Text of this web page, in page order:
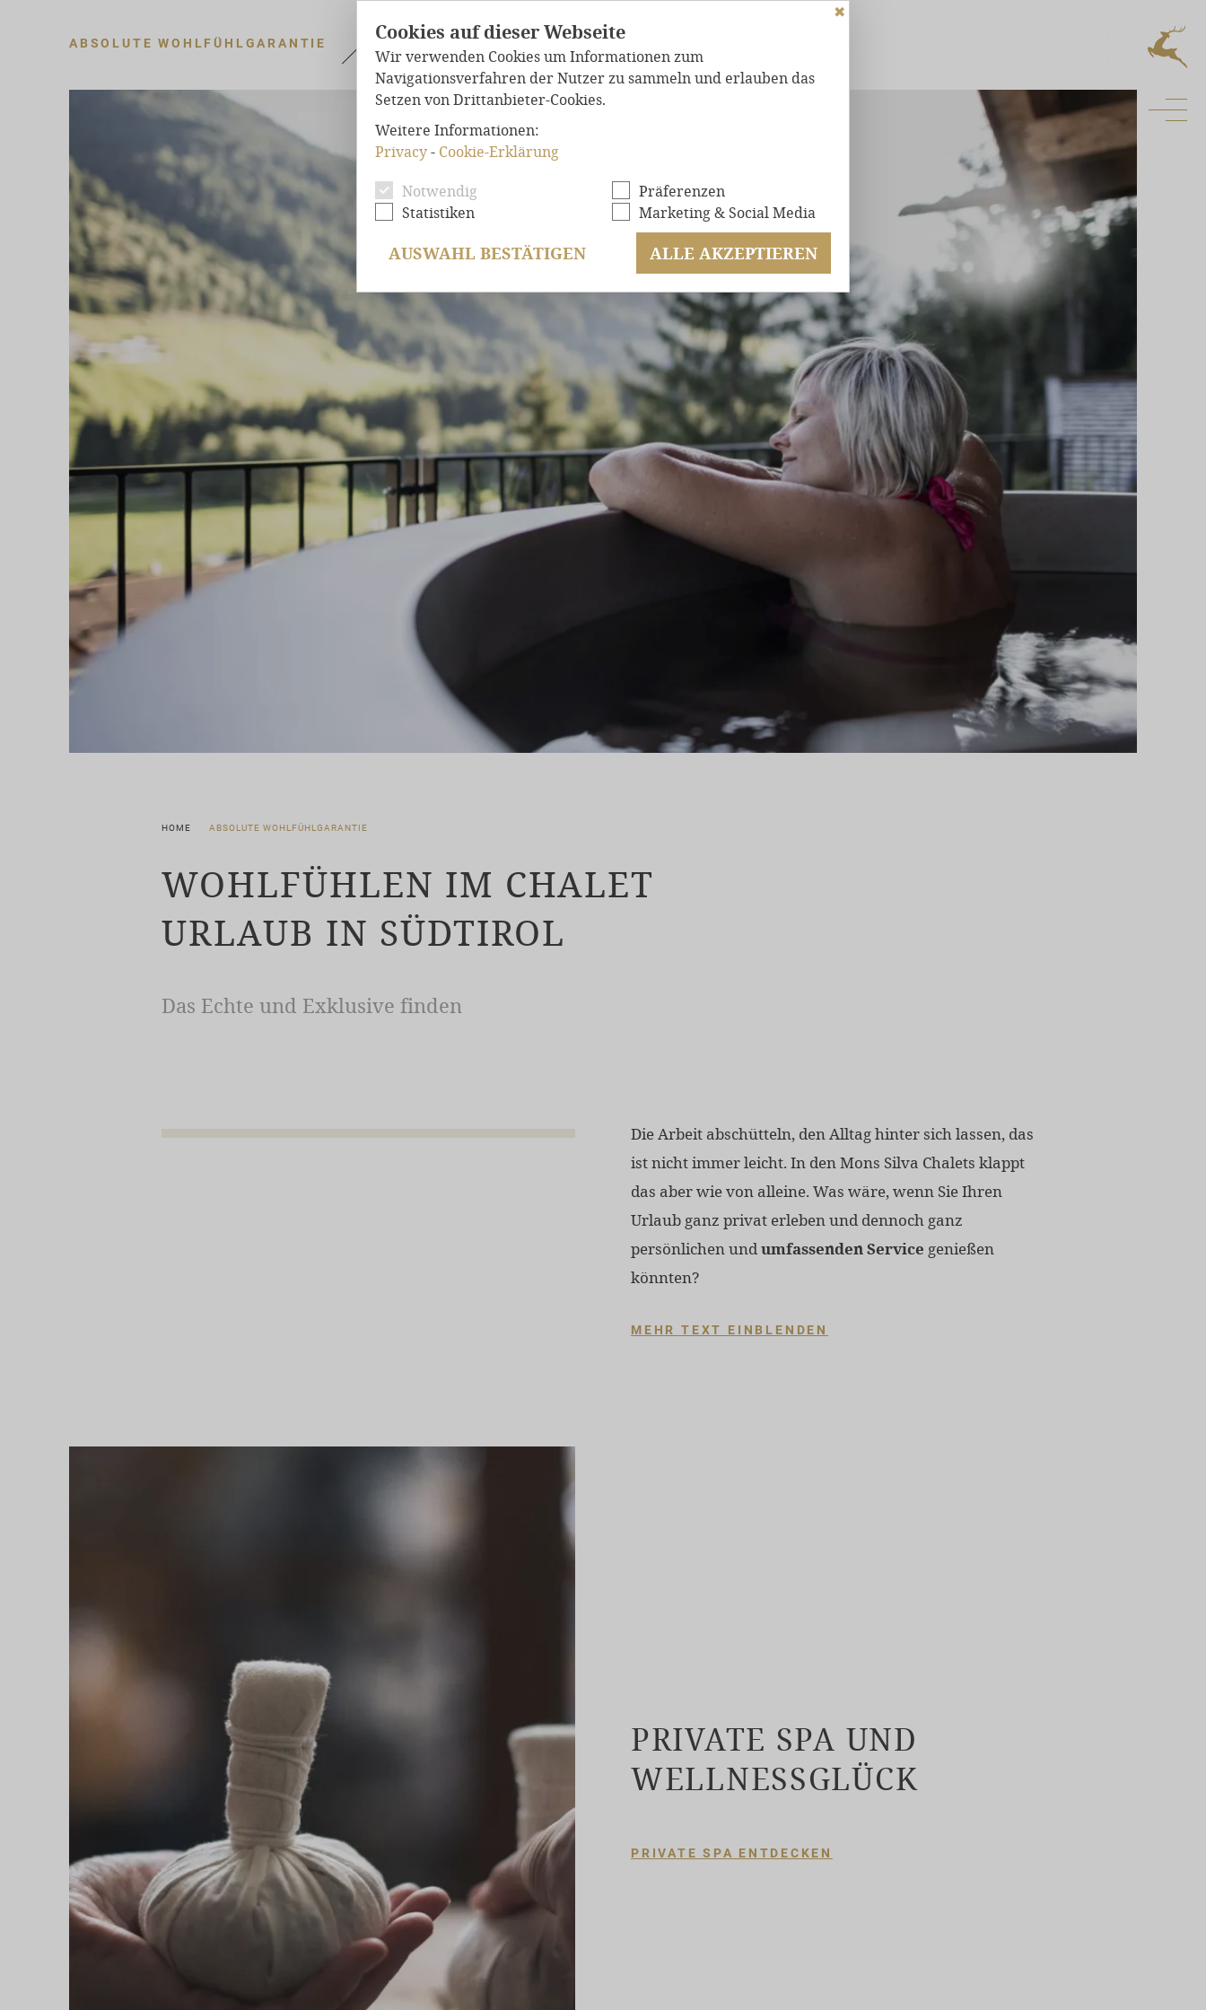
ABSOLUTE WOHLFÜHLGARANTIE
ABSOLUTEWOHLFÜHLGARANTIE
EXCLUSIVE
ANGEBOTE
ANFRAGEN
BUCHEN
HOME ABSOLUTE WOHLFÜHLGARANTIE
WOHLFÜHLEN IM CHALET
URLAUB IN SÜDTIROL
Das Echte und Exklusive finden
Die Arbeit abschütteln, den Alltag hinter sich lassen, das
ist nicht immer leicht. In den Mons Silva Chalets klappt
das aber wie von alleine. Was wäre, wenn Sie Ihren
Urlaub ganz privat erleben und dennoch ganz
persönlichen undumfassenden Service genießen
könnten?
MEHR TEXT EINBLENDEN
PRIVATE SPA UND
WELLNESSGLÜCK
PRIVATE SPA ENTDECKEN
✖
Cookies auf dieser Webseite
Wir verwenden Cookies um Informationen zum
Navigationsverfahren der Nutzer zu sammeln und erlauben das
Setzen von Drittanbieter-Cookies.
Weitere Informationen:
Privacy- Cookie-Erklärung
Notwendig
Präferenzen
Statistiken
Marketing & Social Media
AUSWAHL BESTÄTIGEN ALLE AKZEPTIEREN